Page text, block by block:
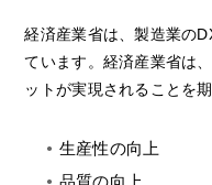
経済産業省は、製造業の
ています。経済産業省は
ットが実現されることを
生産性の向上
品質の向上